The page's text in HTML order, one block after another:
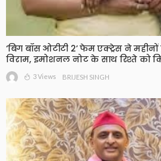
‘बिग बॉस ओटीटी 2’ फेम एक्ट्रेस ने
विराम, इमोशनल नोट के साथ रिश्ते को
3 Views BRIJESH SINGH